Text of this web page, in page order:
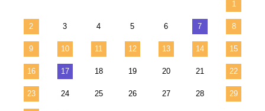
1
2 3 4 5 6 7 8
9 10 11 12 13 14 15
16 17 18 19 20 21 22
23 24 25 26 27 28 29